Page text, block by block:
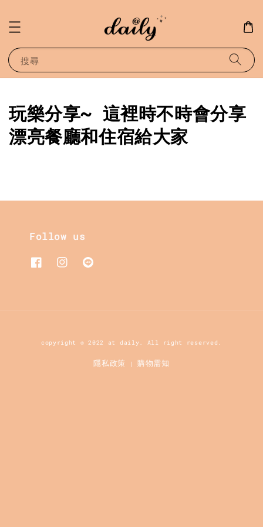
搜尋
玩樂分享~ 這裡時不時會分享
漂亮餐廳和住宿給大家
Follow us
copyright © 2022 at daily. All right reserved.
隱私政策 |購物需知